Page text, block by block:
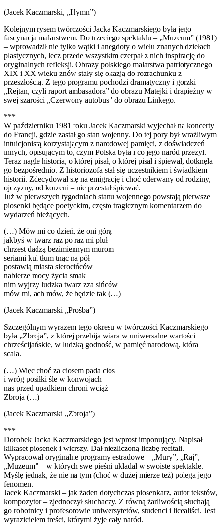
(Jacek Kaczmarski, „Hymn”)
Kolejnym rysem twórczości Jacka Kaczmarskiego była jego
fascynacja malarstwem. Do trzeciego spektaklu – „Muzeum” (1981)
– wprowadził nie tylko wątki i anegdoty o wielu znanych dziełach
plastycznych, lecz przede wszystkim czerpał z nich inspirację do
oryginalnych refleksji. Obrazy polskiego malarstwa patriotycznego
XIX i XX wieku znów stały się okazją do rozrachunku z
przeszłością. Z tego programu pochodzi dramatyczny i gorzki
„Rejtan, czyli raport ambasadora” do obrazu Matejki i drapieżny w
swej szarości „Czerwony autobus” do obrazu Linkego.
***
W październiku 1981 roku Jacek Kaczmarski wyjechał na koncerty
do Francji, gdzie zastał go stan wojenny. Do tej pory był wrażliwym
intuicjonistą korzystającym z narodowej pamięci, z doświadczeń
innych, opisującym to, czym Polska była i co jego naród przeżył.
Teraz nagle historia, o której pisał, o której pisał i śpiewał, dotknęła
go bezpośrednio. Z historiozofa stał się uczestnikiem i świadkiem
historii. Zdecydował się na emigrację i choć oderwany od rodziny,
ojczyzny, od korzeni – nie przestał śpiewać.
Już w pierwszych tygodniach stanu wojennego powstają pierwsze
piosenki będące poetyckim, często tragicznym komentarzem do
wydarzeń bieżących.
(…) Mów mi co dzień, że oni górą
jakbyś w twarz raz po raz mi pluł
chrzest dadzą bezimiennym murom
seriami kul tłum tnąc na pół
postawią miasta sierocińców
nabierze mocy życia smak
nim wyjrzy ludzka twarz zza sińców
mów mi, ach mów, że będzie tak (…)
(Jacek Kaczmarski „Prośba”)
Szczególnym wyrazem tego okresu w twórczości Kaczmarskiego
była „Zbroja”, z której przebija wiara w uniwersalne wartości
chrześcijańskie, w ludzką godność, w pamięć narodową, która
scala.
(…) Więc choć za ciosem pada cios
i wróg posiłki śle w konwojach
nas przed upadkiem chroni wciąż
Zbroja (…)
(Jacek Kaczmarski „Zbroja”)
***
Dorobek Jacka Kaczmarskiego jest wprost imponujący. Napisał
kilkaset piosenek i wierszy. Dał niezliczoną liczbę recitali.
Wypracował oryginalne programy estradowe – „Mury”, „Raj”,
„Muzeum” – w których swe pieśni układał w swoiste spektakle.
Myślę jednak, że nie na tym (choć w dużej mierze też) polega jego
fenomen.
Jacek Kaczmarski – jak żaden dotychczas piosenkarz, autor tekstów,
kompozytor – zjednoczył słuchaczy. Z równą żarliwością słuchają
go robotnicy i profesorowie uniwersytetów, studenci i licealiści. Jest
wyrazicielem treści, którymi żyje cały naród.